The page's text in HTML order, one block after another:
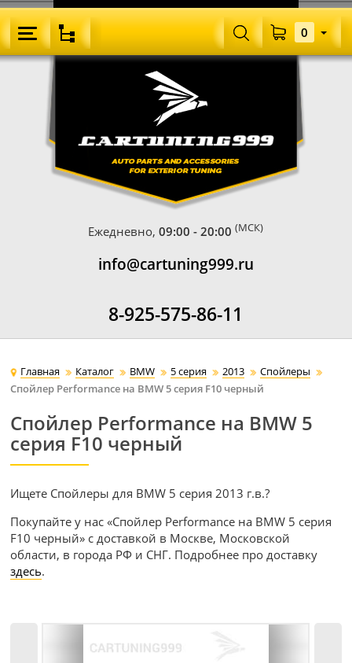
Ежедневно,09:00 - 20:00 (МСК)
info@cartuning999.ru
8-925-575-86-11
0
Главная Каталог BMW 5 серия 2013
Спойлеры
Спойлер Performance на BMW 5 серия F10 черный
Спойлер Performance на BMW 5
серия F10 черный
Ищете Спойлеры для BMW 5 серия 2013 г.в.?
Покупайте у нас «Спойлер Performance на BMW 5 серия
F10 черный» с доставкой в Москве, Московской
области, в города РФ и СНГ. Подробнее про доставку
здесь.